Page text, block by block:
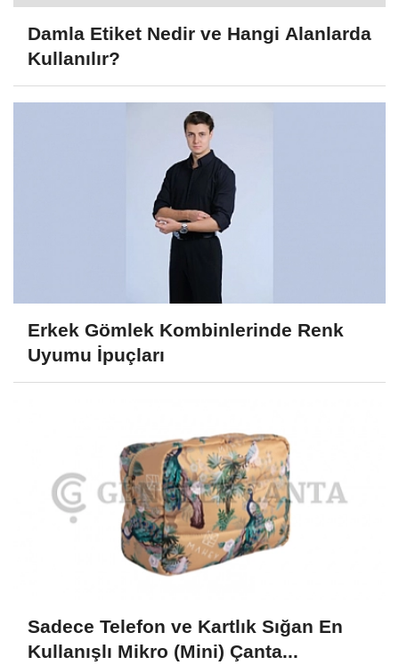
Damla Etiket Nedir ve Hangi Alanlarda
Kullanılır?
Erkek Gömlek Kombinlerinde Renk
Uyumu İpuçları
Sadece Telefon ve Kartlık Sığan En
Kullanışlı Mikro (Mini) Çanta...